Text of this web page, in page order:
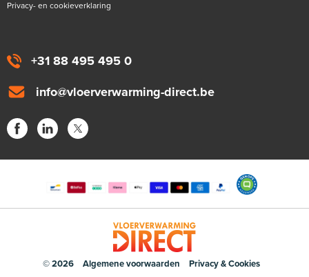
+31 88 495 495 0
info@vloerverwarming-direct.be
Privacy- en cookieverklaring
© 2026 Algemene voorwaarden Privacy & Cookies